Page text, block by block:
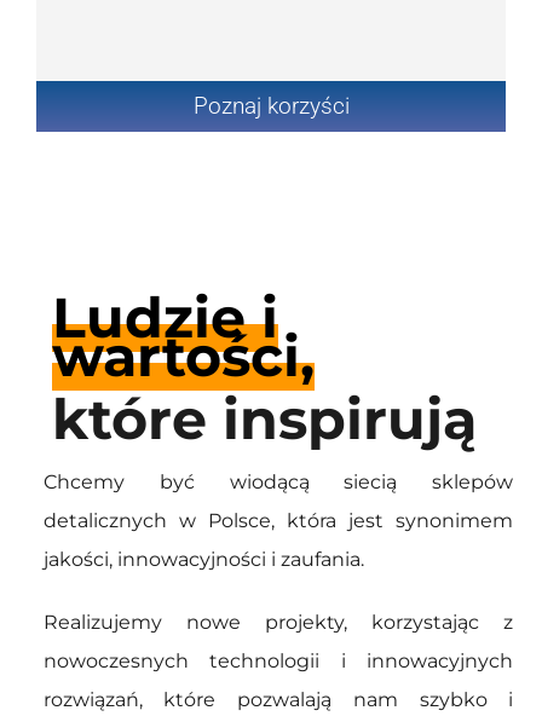
Poznaj korzyści
Ludzie i
wartości,
które inspirują
Chcemy być wiodącą siecią sklepów
detalicznych w Polsce, która jest synonimem
jakości, innowacyjności i zaufania.
Realizujemy nowe projekty, korzystając z
nowoczesnych technologii i innowacyjnych
rozwiązań, które pozwalają nam szybko i